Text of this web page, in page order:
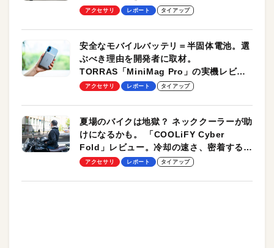
のモバイルユースに最適！
アクセサリ レポート タイアップ
安全なモバイルバッテリ＝半固体電池。選
ぶべき理由を開発者に取材。
TORRAS「MiniMag Pro」の実機レビュ
ーも
アクセサリ レポート タイアップ
夏場のバイクは地獄？ ネッククーラーが助
けになるかも。 「COOLiFY Cyber
Fold」レビュー。冷却の速さ、密着する冷
却プレート、シンプルな操作性がグッド！
アクセサリ レポート タイアップ